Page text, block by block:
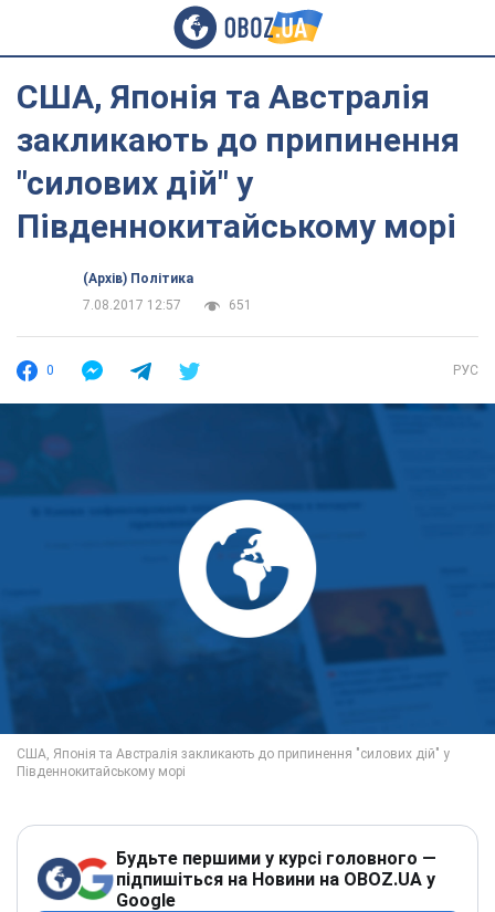
США, Японія та Австралія
закликають до припинення
"силових дій" у
Південнокитайському морі
(Архів) Політика
7.08.2017 12:57
651
0 РУС
Будьте першими у курсі головного —
підпишіться на Новини на OBOZ.UA у
Google